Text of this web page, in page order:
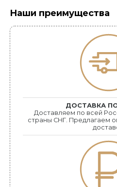
Наши преимущества
ДОСТАВКА
Доставляем по всей
страны СНГ. Предлагаем